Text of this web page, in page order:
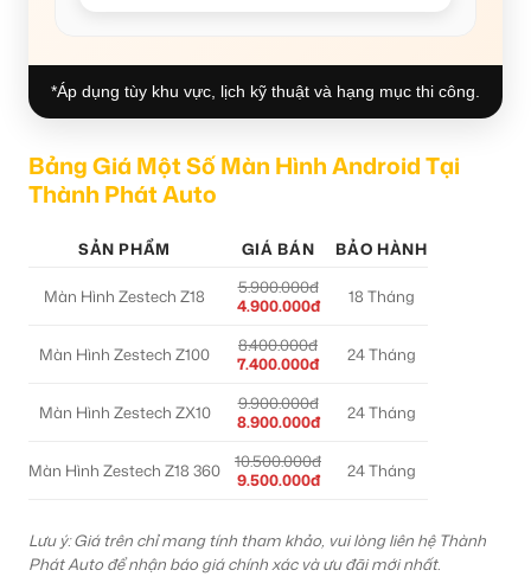
*Áp dụng tùy khu vực, lịch kỹ thuật và hạng mục thi công.
Bảng Giá Một Số Màn Hình Android Tại
Thành Phát Auto
SẢN PHẨM GIÁ BÁN BẢO HÀNH
Màn Hình Zestech Z18
5.900.000đ
4.900.000đ
18 Tháng
Màn Hình Zestech Z100
8.400.000đ
7.400.000đ
24 Tháng
Màn Hình Zestech ZX10
9.900.000đ
8.900.000đ
24 Tháng
Màn Hình Zestech Z18 360
10.500.000đ
9.500.000đ
24 Tháng
Lưu ý: Giá trên chỉ mang tính tham khảo, vui lòng liên hệ Thành
Phát Auto để nhận báo giá chính xác và ưu đãi mới nhất.